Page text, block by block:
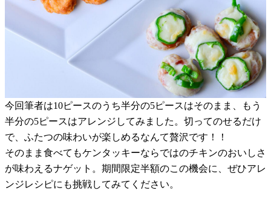
今回筆者は10ピースのうち半分の5ピースはそのまま、もう
半分の5ピースはアレンジしてみました。切ってのせるだけ
で、ふたつの味わいが楽しめるなんて贅沢です！！
そのまま食べてもケンタッキーならではのチキンのおいしさ
が味わえるナゲット。期間限定半額のこの機会に、ぜひアレ
ンジレシピにも挑戦してみてください。